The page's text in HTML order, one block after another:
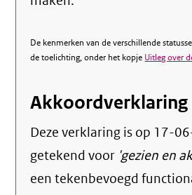
De kenmerken van de verschillende
de toelichting, onder het kopje Uitleg over
Akkoordverklaring
Deze verklaring is op 17-
getekend voor 'gezien en
een tekenbevoegd